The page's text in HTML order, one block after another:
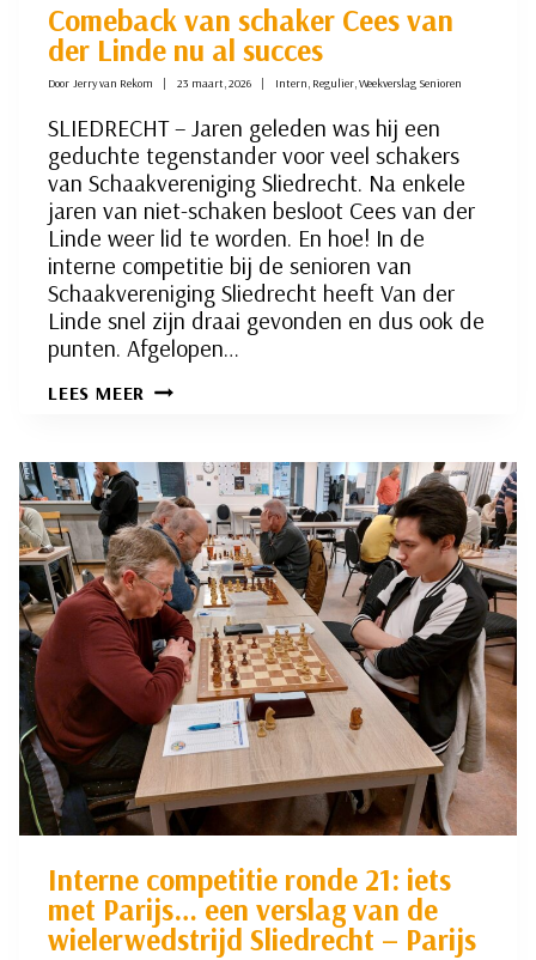
Comeback van schaker Cees van
der Linde nu al succes
Door Jerry van Rekom 23 maart, 2026 Intern, Regulier,Weekverslag Senioren
SLIEDRECHT – Jaren geleden was hij een
geduchte tegenstander voor veel schakers
van Schaakvereniging Sliedrecht. Na enkele
jaren van niet-schaken besloot Cees van der
Linde weer lid te worden. En hoe! In de
interne competitie bij de senioren van
Schaakvereniging Sliedrecht heeft Van der
Linde snel zijn draai gevonden en dus ook de
punten. Afgelopen…
LEES MEER COMEBACK
VAN
DER
LINDE
NU
AL
SUCCES
Interne competitie ronde 21: iets
met Parijs… een verslag van de
wielerwedstrijd Sliedrecht – Parijs